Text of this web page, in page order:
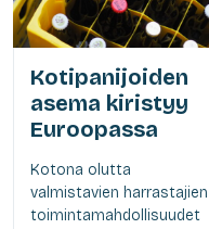
Kotipanijoiden
asema kiristyy
Euroopassa
Kotona olutta
valmistavien harrastajien
toimintamahdollisuudet